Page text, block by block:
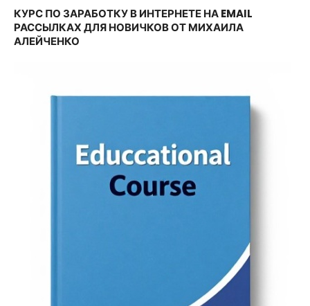
КУРС ПО ЗАРАБОТКУ В ИНТЕРНЕТЕ НА EMAIL
РАССЫЛКАХ ДЛЯ НОВИЧКОВ ОТ МИХАИЛА
АЛЕЙЧЕНКО